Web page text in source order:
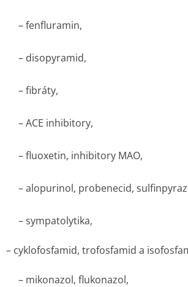
– fenfluramin,
– disopyramid,
– fibráty,
– ACE inhibitory,
– fluoxetin, inhibitory MAO,
– alopurinol, probenecid,
– sympatolytika,
– cyklofosfamid, trofosfamid a
– mikonazol, flukonazol,